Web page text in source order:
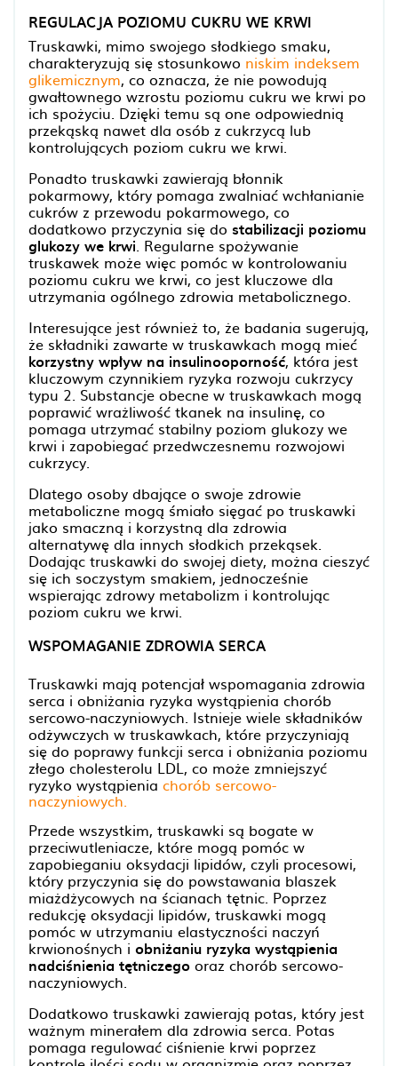
REGULACJA POZIOMU CUKRU WE KRWI
Truskawki, mimo swojego słodkiego smaku,
charakteryzują się stosunkowo niskim indeksem
glikemicznym, co oznacza, że nie powodują
gwałtownego wzrostu poziomu cukru we krwi po
ich spożyciu. Dzięki temu są one odpowiednią
przekąską nawet dla osób z cukrzycą lub
kontrolujących poziom cukru we krwi.
Ponadto truskawki zawierają błonnik
pokarmowy, który pomaga zwalniać wchłanianie
cukrów z przewodu pokarmowego, co
dodatkowo przyczynia się do stabilizacji poziomu
glukozy we krwi. Regularne spożywanie
truskawek może więc pomóc w kontrolowaniu
poziomu cukru we krwi, co jest kluczowe dla
utrzymania ogólnego zdrowia metabolicznego.
Interesujące jest również to, że badania sugerują,
że składniki zawarte w truskawkach mogą mieć
korzystny wpływ na insulinooporność, która jest
kluczowym czynnikiem ryzyka rozwoju cukrzycy
typu 2. Substancje obecne w truskawkach mogą
poprawić wrażliwość tkanek na insulinę, co
pomaga utrzymać stabilny poziom glukozy we
krwi i zapobiegać przedwczesnemu rozwojowi
cukrzycy.
Dlatego osoby dbające o swoje zdrowie
metaboliczne mogą śmiało sięgać po truskawki
jako smaczną i korzystną dla zdrowia
alternatywę dla innych słodkich przekąsek.
Dodając truskawki do swojej diety, można cieszyć
się ich soczystym smakiem, jednocześnie
wspierając zdrowy metabolizm i kontrolując
poziom cukru we krwi.
WSPOMAGANIE ZDROWIA SERCA
Truskawki mają potencjał wspomagania zdrowia
serca i obniżania ryzyka wystąpienia chorób
sercowo-naczyniowych. Istnieje wiele składników
odżywczych w truskawkach, które przyczyniają
się do poprawy funkcji serca i obniżania poziomu
złego cholesterolu LDL, co może zmniejszyć
ryzyko wystąpienia chorób sercowo-
naczyniowych.
Przede wszystkim, truskawki są bogate w
przeciwutleniacze, które mogą pomóc w
zapobieganiu oksydacji lipidów, czyli procesowi,
który przyczynia się do powstawania blaszek
miażdżycowych na ścianach tętnic. Poprzez
redukcję oksydacji lipidów, truskawki mogą
pomóc w utrzymaniu elastyczności naczyń
krwionośnych i obniżaniu ryzyka wystąpienia
nadciśnienia tętniczego oraz chorób sercowo-
naczyniowych.
Dodatkowo truskawki zawierają potas, który jest
ważnym minerałem dla zdrowia serca. Potas
pomaga regulować ciśnienie krwi poprzez